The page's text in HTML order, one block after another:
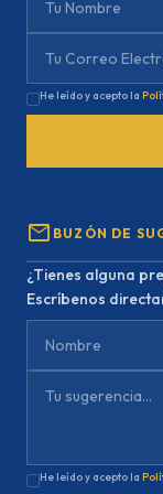
He leído y acepto la
mail BUZÓN DE
¿Tienes alguna
Escríbenos
He leído y acepto la